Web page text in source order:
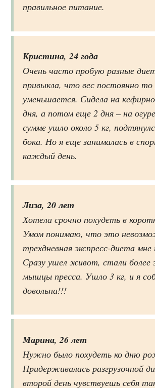
правильное питание.
Кристина, 24 года
Очень часто пробую разные
привыкла, что вес постоянно
уменьшается. Сидела на
дня, а потом еще 2 дня – на
сумме ушло около 5 кг,
бока. Но я еще занималась в
каждый день.
Лиза, 20 лет
Хотела срочно похудеть в
Умом понимаю, что это
трехдневная экспресс-диета мне
Сразу ушел живот, стали более
мышцы пресса. Ушло 3 кг, и я
довольна!!!
Марина, 26 лет
Нужно было похудеть ко дню
Придерживалась разгрузочной
второй день чувствуешь себя